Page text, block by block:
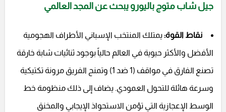
جيل شاب متوج باليورو يبحث عن المجد العالمي
نقاط القوة:يمتلك المنتخب الإسباني الأطراف الهجومية
الأفضل والأكثر حيوية في العالم حالياً بوجود ثنائيات شابة خارقة
تصنع الفارق في مواقف (1 ضد 1) وتمنح الفريق مرونة تكتيكية
وسرعة هائلة للتحول العمودي. يضاف إلى ذلك منظومة خط
الوسط الإعجازية التي تؤمن الاستحواذ الإيجابي والمخنق